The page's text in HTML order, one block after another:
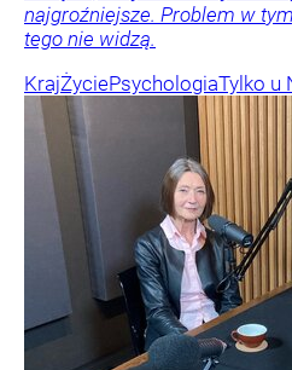
najgroźniejsze. Problem w
tego nie widzą.
KrajŻyciePsychologiaTylko u